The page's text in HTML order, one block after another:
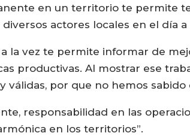
en un territorio te permite
actores locales en el día a
la vez te permite informar de
productivas. Al mostrar ese
válidas, por que no hemos sabido
responsabilidad en las
en los territorios”.